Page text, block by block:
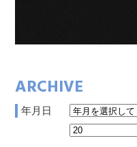
ARCHIVE
年月日